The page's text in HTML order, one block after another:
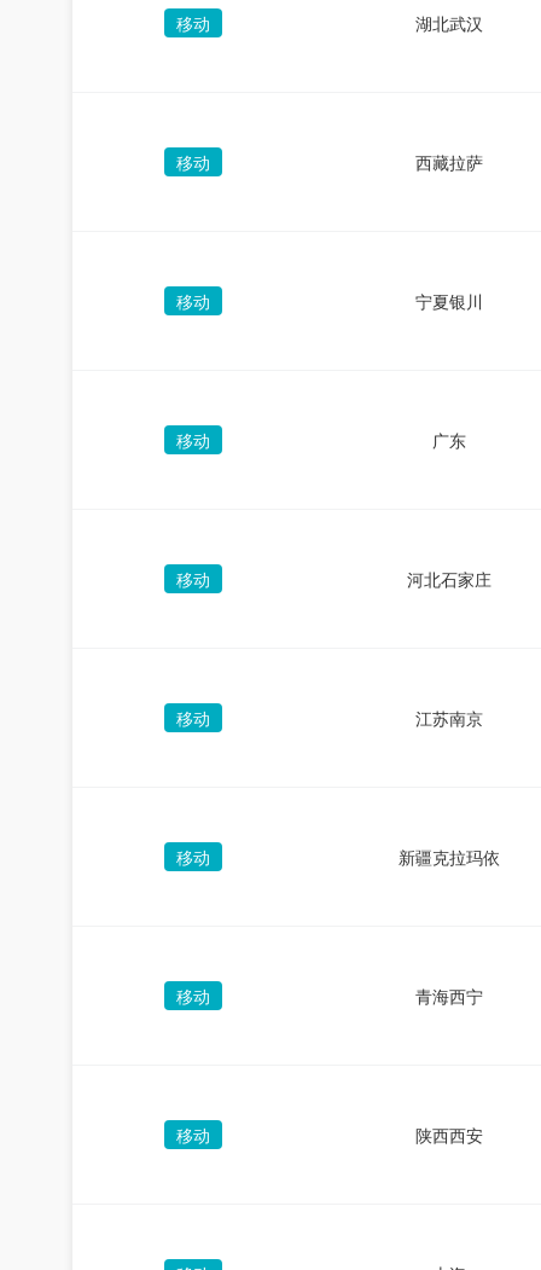
移动 湖北武汉
移动 西藏拉萨
移动 宁夏银川
移动 广东
移动 河北石家庄
移动 江苏南京
移动 新疆克拉玛依
移动 青海西宁
移动 陕西西安